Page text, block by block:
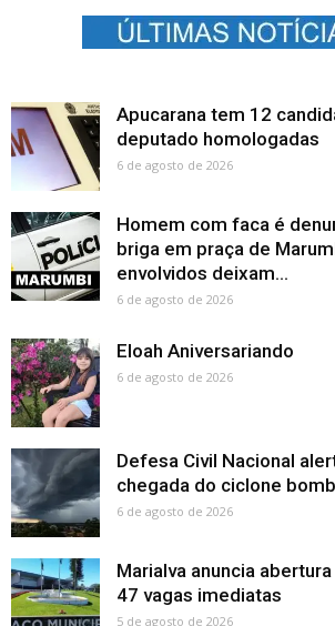
Apucarana tem 12
deputado homologadas
6 de agosto de 2026
Homem com faca é
briga em praça de
envolvidos deixam...
6 de agosto de 2026
Eloah Aniversariando
6 de agosto de 2026
Defesa Civil Nacional
chegada do ciclone
6 de agosto de 2026
Marialva anuncia
47 vagas imediatas
5 de agosto de 2026